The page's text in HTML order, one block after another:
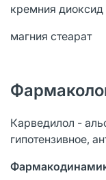
кремния
магния стеарат
Карведилол -
гипотензивное,